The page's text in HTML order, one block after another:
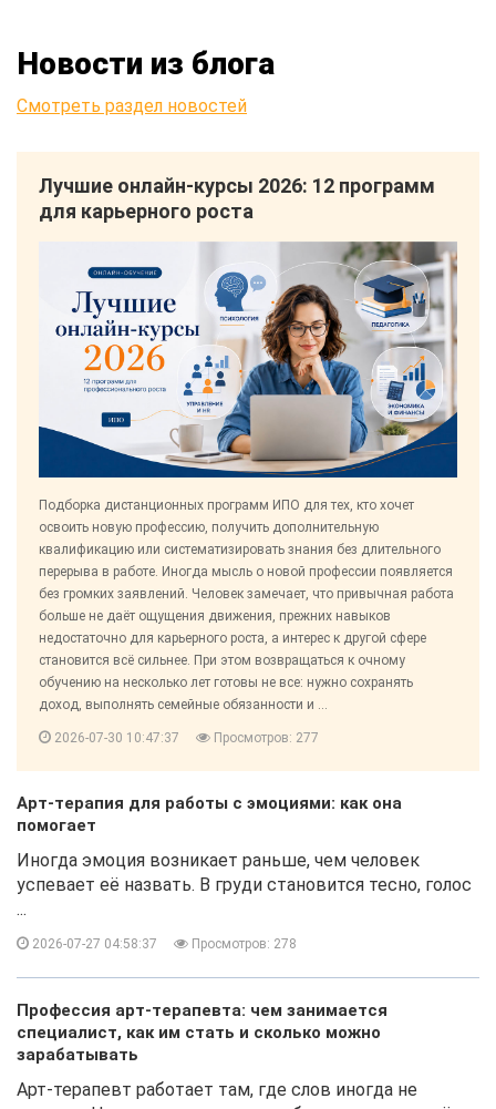
Новости из блога
Смотреть раздел новостей
Лучшие онлайн-курсы 2026: 12 программ
для карьерного роста
Подборка дистанционных программ ИПО для тех, кто хочет
освоить новую профессию, получить дополнительную
квалификацию или систематизировать знания без длительного
перерыва в работе. Иногда мысль о новой профессии появляется
без громких заявлений. Человек замечает, что привычная работа
больше не даёт ощущения движения, прежних навыков
недостаточно для карьерного роста, а интерес к другой сфере
становится всё сильнее. При этом возвращаться к очному
обучению на несколько лет готовы не все: нужно сохранять
доход, выполнять семейные обязанности и ...
2026-07-30 10:47:37 Просмотров: 277
Арт-терапия для работы с эмоциями: как она
помогает
Иногда эмоция возникает раньше, чем человек
успевает её назвать. В груди становится тесно, голос
...
2026-07-27 04:58:37 Просмотров: 278
Профессия арт-терапевта: чем занимается
специалист, как им стать и сколько можно
зарабатывать
Арт-терапевт работает там, где слов иногда не